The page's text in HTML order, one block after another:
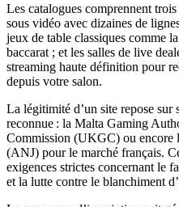
Les catalogues comprennent
sous vidéo avec dizaines de
jeux de table classiques comme
baccarat ; et les salles de live
streaming haute définition pour
depuis votre salon.
La légitimité d’un site repose sur
reconnue : la Malta Gaming
Commission (UKGC) ou encore
(ANJ) pour le marché français.
exigences strictes concernant le
et la lutte contre le blanchiment